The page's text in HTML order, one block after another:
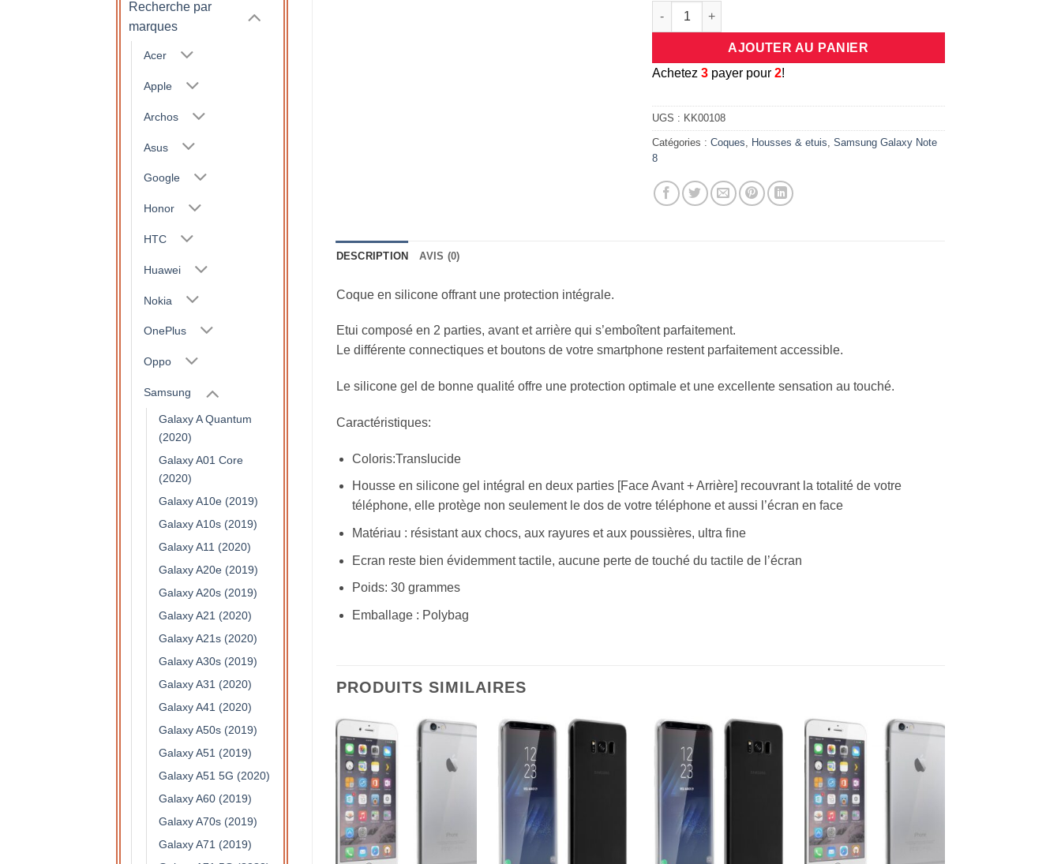
Recherche par
marques
Acer
Apple
Archos
Asus
Google
Honor
HTC
Huawei
Nokia
OnePlus
Oppo
Samsung
Galaxy A Quantum
(2020)
Galaxy A01 Core
(2020)
Galaxy A10e (2019)
Galaxy A10s (2019)
Galaxy A11 (2020)
Galaxy A20e (2019)
Galaxy A20s (2019)
Galaxy A21 (2020)
Galaxy A21s (2020)
Galaxy A30s (2019)
Galaxy A31 (2020)
Galaxy A41 (2020)
Galaxy A50s (2019)
Galaxy A51 (2019)
Galaxy A51 5G (2020)
Galaxy A60 (2019)
Galaxy A70s (2019)
Galaxy A71 (2019)
quantité de Coque protection intégrale 360 degrés en silicone translucide
AJOUTER AU PANIER
Achetez3 payer pour2!
UGS : KK00108
Catégories :Coques Housses & etuis ,Samsung Galaxy Note
8
DESCRIPTION AVIS (0)
Coque en silicone offrant une protection intégrale.
Etui composé en 2 parties, avant et arrière qui s’emboîtent parfaitement.
Le différente connectiques et boutons de votre smartphone restent parfaitement accessible.
Le silicone gel de bonne qualité offre une protection optimale et une excellente sensation au touché.
Caractéristiques:
Coloris:Translucide
Housse en silicone gel intégral en deux parties [Face Avant + Arrière] recouvrant la totalité de votre
téléphone, elle protège non seulement le dos de votre téléphone et aussi l’écran en face
Matériau : résistant aux chocs, aux rayures et aux poussières, ultra fine
Ecran reste bien évidemment tactile, aucune perte de touché du tactile de l’écran
Poids: 30 grammes
Emballage : Polybag
PRODUITS SIMILAIRES